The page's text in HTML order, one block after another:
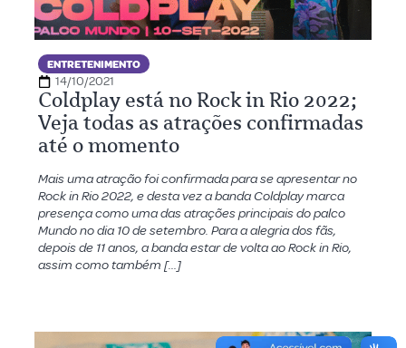
ENTRETENIMENTO
14/10/2021
Coldplay está no Rock in Rio 2022;
Veja todas as atrações confirmadas
até o momento
Mais uma atração foi confirmada para se apresentar no
Rock in Rio 2022, e desta vez a banda Coldplay marca
presença como uma das atrações principais do palco
Mundo no dia 10 de setembro. Para a alegria dos fãs,
depois de 11 anos, a banda estar de volta ao Rock in Rio,
assim como também […]